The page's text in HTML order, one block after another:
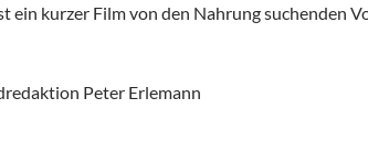
ein kurzer Film von den Nahrung suchenden
Peter Erlemann